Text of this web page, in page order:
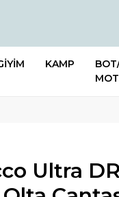
KAMP
Ultra